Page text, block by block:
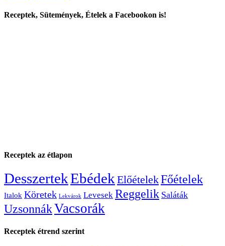
Receptek, Sütemények, Ételek a Facebookon is!
Receptek az étlapon
DesszertekEbédek ElőételekFőételek
Italok Köretek Lekvárok Levesek Reggelik Saláták
UzsonnákVacsorák
Receptek étrend szerint